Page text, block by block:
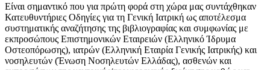
Είναι σημαντικό που για πρώτη φορά στη χώρα μας συντάχθηκαν
Κατευθυντήριες Οδηγίες για τη Γενική Ιατρική ως αποτέλεσμα
συστηματικής αναζήτησης της βιβλιογραφίας και συμφωνίας με
εκπροσώπους Επιστημονικών Εταιρειών (Ελληνικό Ίδρυμα
Οστεοπόρωσης), ιατρών (Ελληνική Εταιρία Γενικής Ιατρικής) και
νοσηλευτών (Ένωση Νοσηλευτών Ελλάδας), ασθενών και